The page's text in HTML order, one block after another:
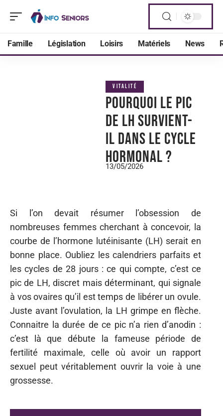
Famille Législation Loisirs Matériels News
VITALITÉ
Pourquoi le pic
de LH survient-
il dans le cycle
hormonal ?
13/05/2026
Si l’on devait résumer l’obsession de
nombreuses femmes cherchant à concevoir, la
courbe de l’hormone lutéinisante (LH) serait en
bonne place. Oubliez les calendriers parfaits et
les cycles de 28 jours : ce qui compte, c’est ce
pic de LH, discret mais déterminant, qui signale
à vos ovaires qu’il est temps de libérer un ovule.
Juste avant l’ovulation, la LH grimpe en flèche.
Connaitre la durée de ce pic n’a rien d’anodin :
c’est là que débute la fameuse période de
fertilité maximale, celle où avoir un rapport
sexuel peut véritablement ouvrir la voie à une
grossesse.